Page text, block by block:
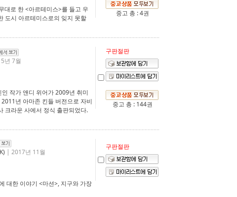
대로 한 <아르테미스>를 들고 우
도시 아르테미스로의 잊지 못할
중고 총 : 4권
년 7월
작가 앤디 위어가 2009년 취미
년 아마존 킨들 버전으로 자비
크라운 사에서 정식 출판되었다.
구판절판
중고 총 : 144권
| 2017년 11월
대한 이야기 <마션>, 지구와 가장
구판절판